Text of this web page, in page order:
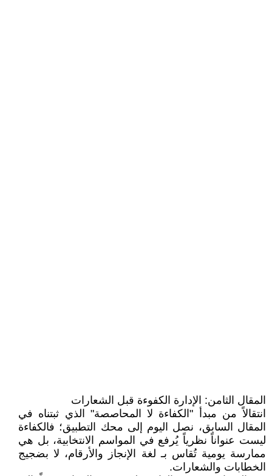
المقال الثامن: الإدارة الكفوءة قبل الشعارات
​انتقالاً من مبدأ "الكفاءة لا المحاصصة" الذي ثبتناه في
المقال السابق، نصل اليوم إلى محك التطبيق؛ فالكفاءة
ليست عنواناً نظرياً يُرفع في المواسم الانتخابية، بل هي
ممارسة يومية تُقاس بـ لغة الإنجاز والأرقام، لا بضجيج
الخطابات والشعارات.